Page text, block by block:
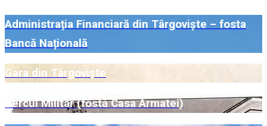
Administrația Financiară din Târgoviște – fosta
Bancă Națională
Gara din Târgoviște
Cercul Militar (fostă Casa Armatei)